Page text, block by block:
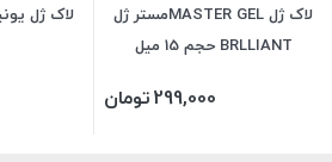
لاک ژل MASTER GELمستر ژل
BRLLIANT حجم 15 میل
299,000تومان